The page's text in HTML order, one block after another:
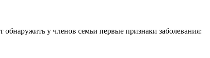
у членов семьи первые признаки заболевания: